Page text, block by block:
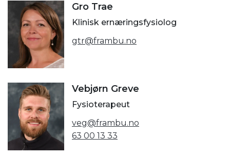
Gro Trae
Klinisk ernæringsfysiolog
gtr@frambu.no
Vebjørn Greve
Fysioterapeut
veg@frambu.no
63 00 13 33